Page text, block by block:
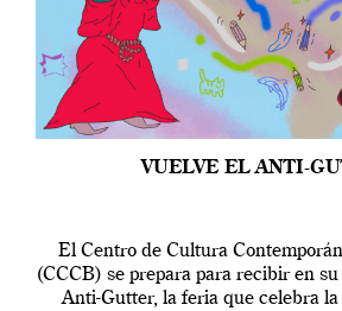
VUELVE EL ANTI-
El Centro de Cultura
(CCCB) se prepara para recibir en
Anti-Gutter, la feria que celebra